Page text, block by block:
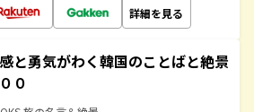
詳細を見る
と勇気がわく韓国のことばと絶景
０